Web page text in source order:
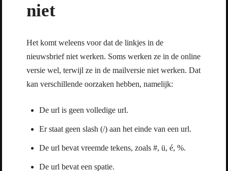
niet
Het komt weleens voor dat de linkjes in de
nieuwsbrief niet werken. Soms werken ze in de online
versie wel, terwijl ze in de mailversie niet werken. Dat
kan verschillende oorzaken hebben, namelijk:
De url is geen volledige url.
Er staat geen slash (/) aan het einde van een url.
De url bevat vreemde tekens, zoals #, ü, é, %.
De url bevat een spatie.